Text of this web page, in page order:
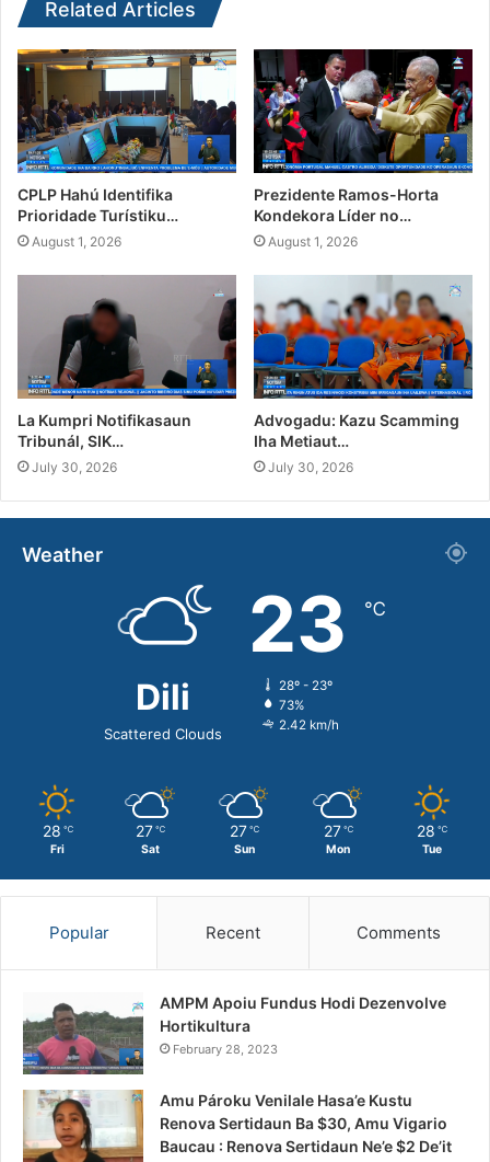
Related Articles
CPLP Hahú Identifika
Prioridade Turístiku…
August 1, 2026
Prezidente Ramos-Horta
Kondekora Líder no…
August 1, 2026
La Kumpri Notifikasaun
Tribunál, SIK…
July 30, 2026
Advogadu: Kazu Scamming
Iha Metiaut…
July 30, 2026
Weather
Dili
Scattered Clouds
23 ℃
28º - 23º
73%
2.42 km/h
28 ℃
Fri
27 ℃
Sat
27 ℃
Sun
27 ℃
Mon
28 ℃
Tue
Popular Recent Comments
AMPM Apoiu Fundus Hodi Dezenvolve
Hortikultura
February 28, 2023
Amu Pároku Venilale Hasa’e Kustu
Renova Sertidaun Ba $30, Amu Vigario
Baucau : Renova Sertidaun Ne’e $2 De’it